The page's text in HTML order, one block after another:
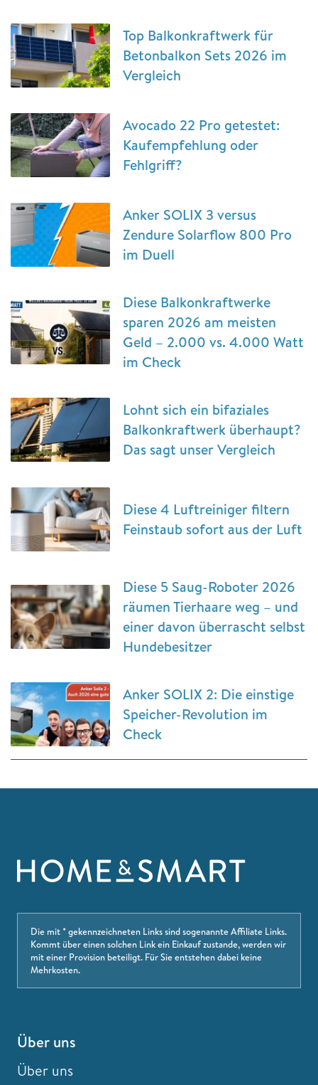
Top Balkonkraftwerk für
Betonbalkon Sets 2026 im
Vergleich
Avocado 22 Pro getestet:
Kaufempfehlung oder
Fehlgriff?
Anker SOLIX 3 versus
Zendure Solarflow 800 Pro
im Duell
Diese Balkonkraftwerke
sparen 2026 am meisten
Geld – 2.000 vs. 4.000 Watt
im Check
Lohnt sich ein bifaziales
Balkonkraftwerk überhaupt?
Das sagt unser Vergleich
Diese 4 Luftreiniger filtern
Feinstaub sofort aus der Luft
Diese 5 Saug-Roboter 2026
räumen Tierhaare weg – und
einer davon überrascht selbst
Hundebesitzer
Anker SOLIX 2: Die einstige
Speicher-Revolution im
Check
Die mit * gekennzeichneten Links sind sogenannte Affiliate Links.
Kommt über einen solchen Link ein Einkauf zustande, werden wir
mit einer Provision beteiligt. Für Sie entstehen dabei keine
Mehrkosten.
Über uns
Über uns